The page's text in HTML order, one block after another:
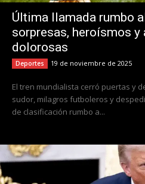
Última llamada rumbo
sorpresas, heroísmos y
dolorosas
Deportes 19 de noviembre de 2025
El tren mundialista cerró puertas y
sudor, milagros futboleros y
de clasificación rumbo a...